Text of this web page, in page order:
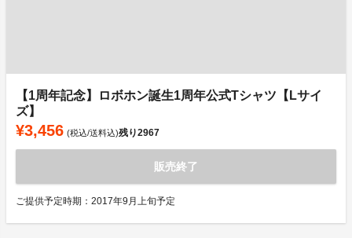
【1周年記念】ロボホン誕生1周年公式Tシャツ【Lサイ
ズ】
¥3,456 (税込/送料込)残り2967
販売終了
ご提供予定時期：2017年9月上旬予定